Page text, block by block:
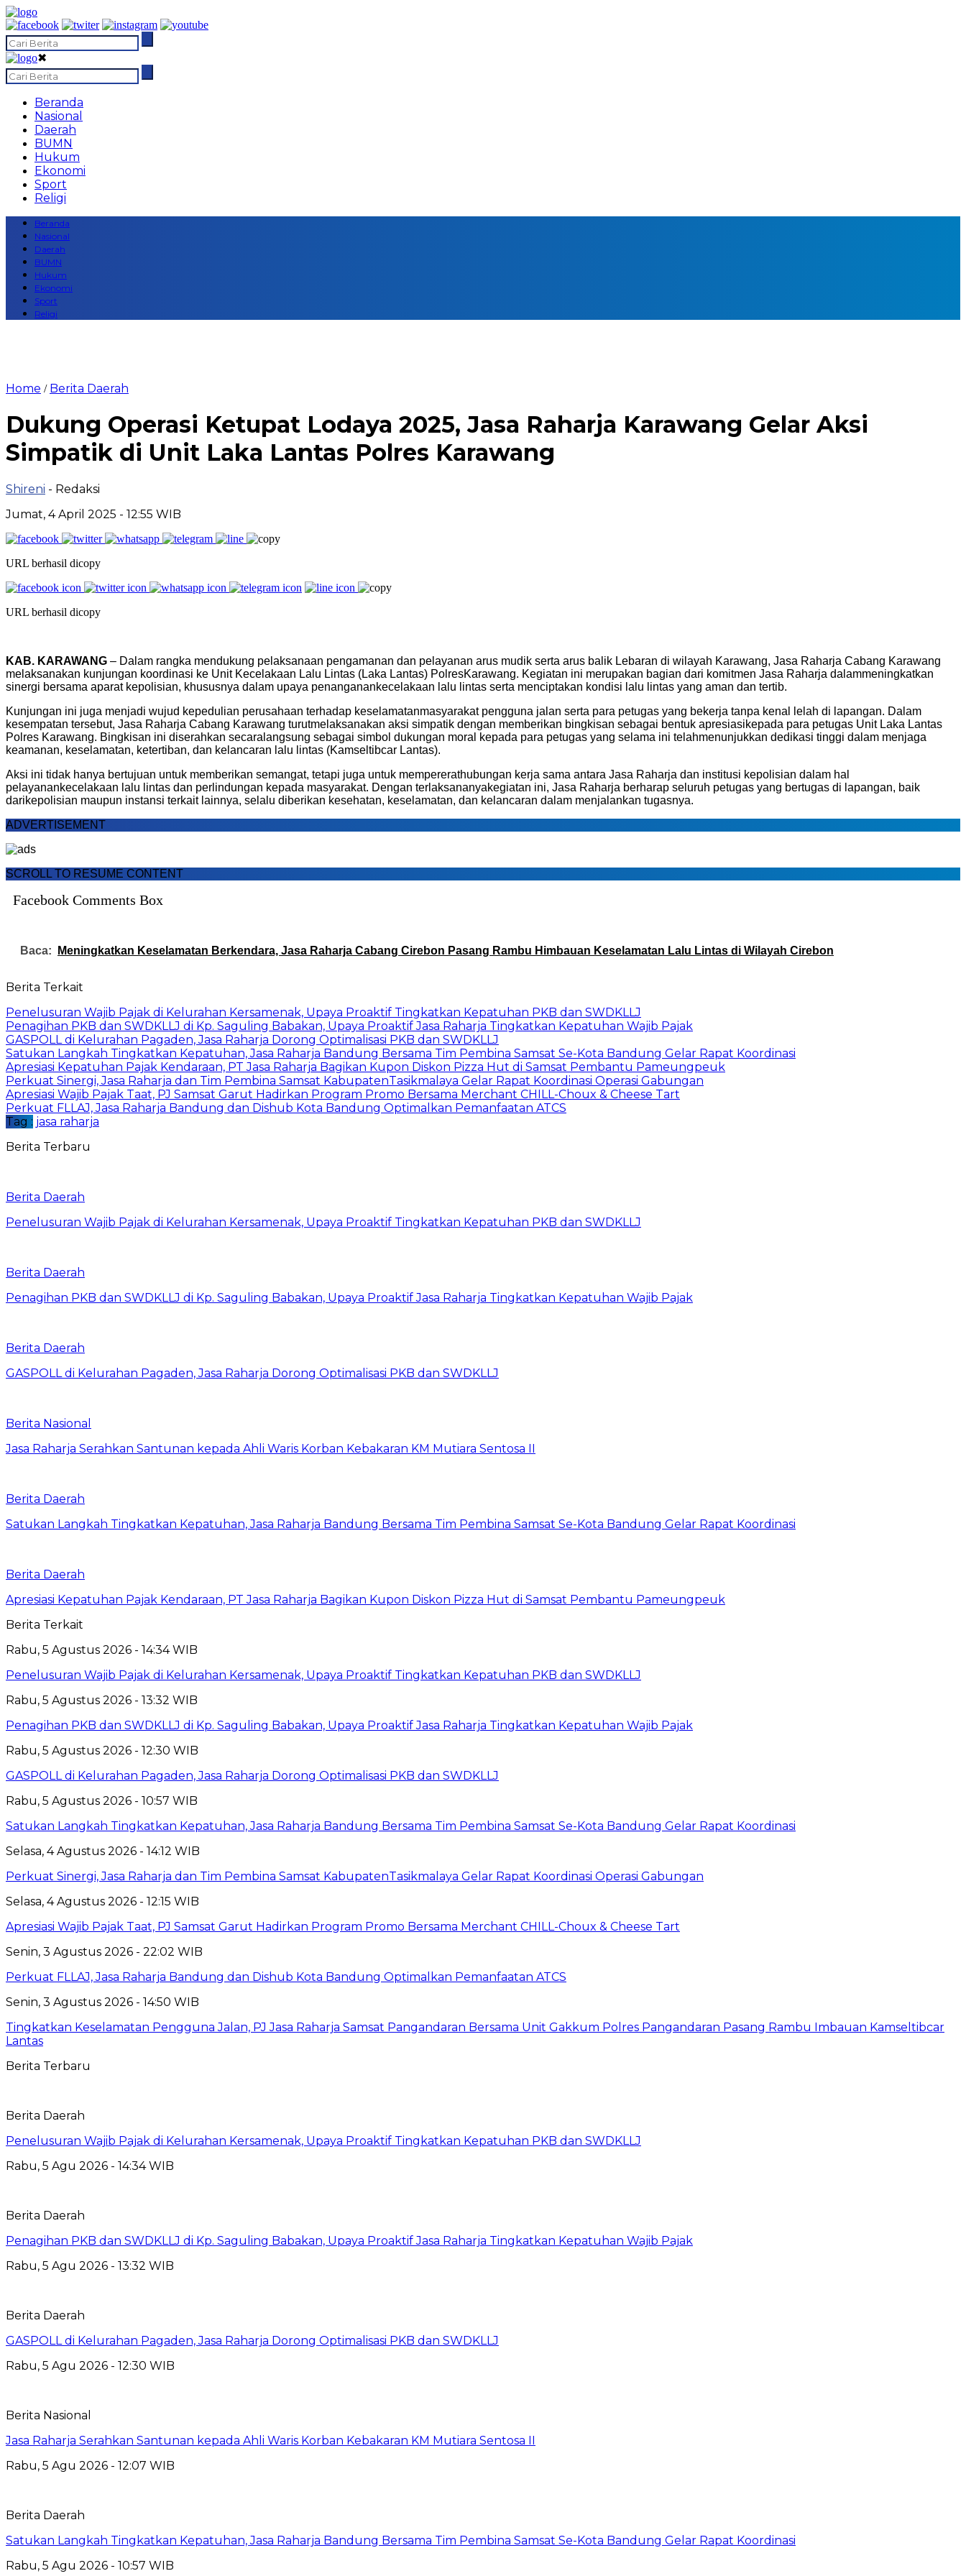
✖
Beranda
Nasional
Daerah
BUMN
Hukum
Ekonomi
Sport
Religi
Beranda
Nasional
Daerah
BUMN
Hukum
Ekonomi
Sport
Religi
Home / Berita Daerah
Dukung Operasi Ketupat Lodaya 2025, Jasa Raharja Karawang Gelar Aksi
Simpatik di Unit Laka Lantas Polres Karawang
Shireni - Redaksi
Jumat, 4 April 2025 - 12:55 WIB
URL berhasil dicopy
URL berhasil dicopy
KAB. KARAWANG – Dalam rangka mendukung pelaksanaan pengamanan dan pelayanan arus mudik serta arus balik Lebaran di wilayah Karawang, Jasa Raharja Cabang Karawang
melaksanakan kunjungan koordinasi ke Unit Kecelakaan Lalu Lintas (Laka Lantas) PolresKarawang. Kegiatan ini merupakan bagian dari komitmen Jasa Raharja dalammeningkatkan
sinergi bersama aparat kepolisian, khususnya dalam upaya penanganankecelakaan lalu lintas serta menciptakan kondisi lalu lintas yang aman dan tertib.
Kunjungan ini juga menjadi wujud kepedulian perusahaan terhadap keselamatanmasyarakat pengguna jalan serta para petugas yang bekerja tanpa kenal lelah di lapangan. Dalam
kesempatan tersebut, Jasa Raharja Cabang Karawang turutmelaksanakan aksi simpatik dengan memberikan bingkisan sebagai bentuk apresiasikepada para petugas Unit Laka Lantas
Polres Karawang. Bingkisan ini diserahkan secara langsung sebagai simbol dukungan moral kepada para petugas yang selama ini telahmenunjukkan dedikasi tinggi dalam menjaga
keamanan, keselamatan, ketertiban, dan kelancaran lalu lintas (Kamseltibcar Lantas).
Aksi ini tidak hanya bertujuan untuk memberikan semangat, tetapi juga untuk mempererathubungan kerja sama antara Jasa Raharja dan institusi kepolisian dalam hal
pelayanankecelakaan lalu lintas dan perlindungan kepada masyarakat. Dengan terlaksananyakegiatan ini, Jasa Raharja berharap seluruh petugas yang bertugas di lapangan, baik
darikepolisian maupun instansi terkait lainnya, selalu diberikan kesehatan, keselamatan, dan kelancaran dalam menjalankan tugasnya.
ADVERTISEMENT
SCROLL TO RESUME CONTENT
Facebook Comments Box
Baca: Meningkatkan Keselamatan Berkendara, Jasa Raharja Cabang Cirebon Pasang Rambu Himbauan Keselamatan Lalu Lintas di Wilayah Cirebon
Berita Terkait
Penelusuran Wajib Pajak di Kelurahan Kersamenak, Upaya Proaktif Tingkatkan Kepatuhan PKB dan SWDKLLJ
Penagihan PKB dan SWDKLLJ di Kp. Saguling Babakan, Upaya Proaktif Jasa Raharja Tingkatkan Kepatuhan Wajib Pajak
GASPOLL di Kelurahan Pagaden, Jasa Raharja Dorong Optimalisasi PKB dan SWDKLLJ
Satukan Langkah Tingkatkan Kepatuhan, Jasa Raharja Bandung Bersama Tim Pembina Samsat Se-Kota Bandung Gelar Rapat Koordinasi
Apresiasi Kepatuhan Pajak Kendaraan, PT Jasa Raharja Bagikan Kupon Diskon Pizza Hut di Samsat Pembantu Pameungpeuk
Perkuat Sinergi, Jasa Raharja dan Tim Pembina Samsat KabupatenTasikmalaya Gelar Rapat Koordinasi Operasi Gabungan
Apresiasi Wajib Pajak Taat, PJ Samsat Garut Hadirkan Program Promo Bersama Merchant CHILL-Choux & Cheese Tart
Perkuat FLLAJ, Jasa Raharja Bandung dan Dishub Kota Bandung Optimalkan Pemanfaatan ATCS
Tag : jasa raharja
Berita Terbaru
Berita Daerah
Penelusuran Wajib Pajak di Kelurahan Kersamenak, Upaya Proaktif Tingkatkan Kepatuhan PKB dan SWDKLLJ
Berita Daerah
Penagihan PKB dan SWDKLLJ di Kp. Saguling Babakan, Upaya Proaktif Jasa Raharja Tingkatkan Kepatuhan Wajib Pajak
Berita Daerah
GASPOLL di Kelurahan Pagaden, Jasa Raharja Dorong Optimalisasi PKB dan SWDKLLJ
Berita Nasional
Jasa Raharja Serahkan Santunan kepada Ahli Waris Korban Kebakaran KM Mutiara Sentosa II
Berita Daerah
Satukan Langkah Tingkatkan Kepatuhan, Jasa Raharja Bandung Bersama Tim Pembina Samsat Se-Kota Bandung Gelar Rapat Koordinasi
Berita Daerah
Apresiasi Kepatuhan Pajak Kendaraan, PT Jasa Raharja Bagikan Kupon Diskon Pizza Hut di Samsat Pembantu Pameungpeuk
Berita Terkait
Rabu, 5 Agustus 2026 - 14:34 WIB
Penelusuran Wajib Pajak di Kelurahan Kersamenak, Upaya Proaktif Tingkatkan Kepatuhan PKB dan SWDKLLJ
Rabu, 5 Agustus 2026 - 13:32 WIB
Penagihan PKB dan SWDKLLJ di Kp. Saguling Babakan, Upaya Proaktif Jasa Raharja Tingkatkan Kepatuhan Wajib Pajak
Rabu, 5 Agustus 2026 - 12:30 WIB
GASPOLL di Kelurahan Pagaden, Jasa Raharja Dorong Optimalisasi PKB dan SWDKLLJ
Rabu, 5 Agustus 2026 - 10:57 WIB
Satukan Langkah Tingkatkan Kepatuhan, Jasa Raharja Bandung Bersama Tim Pembina Samsat Se-Kota Bandung Gelar Rapat Koordinasi
Selasa, 4 Agustus 2026 - 14:12 WIB
Perkuat Sinergi, Jasa Raharja dan Tim Pembina Samsat KabupatenTasikmalaya Gelar Rapat Koordinasi Operasi Gabungan
Selasa, 4 Agustus 2026 - 12:15 WIB
Apresiasi Wajib Pajak Taat, PJ Samsat Garut Hadirkan Program Promo Bersama Merchant CHILL-Choux & Cheese Tart
Senin, 3 Agustus 2026 - 22:02 WIB
Perkuat FLLAJ, Jasa Raharja Bandung dan Dishub Kota Bandung Optimalkan Pemanfaatan ATCS
Senin, 3 Agustus 2026 - 14:50 WIB
Tingkatkan Keselamatan Pengguna Jalan, PJ Jasa Raharja Samsat Pangandaran Bersama Unit Gakkum Polres Pangandaran Pasang Rambu Imbauan Kamseltibcar
Lantas
Berita Terbaru
Berita Daerah
Penelusuran Wajib Pajak di Kelurahan Kersamenak, Upaya Proaktif Tingkatkan Kepatuhan PKB dan SWDKLLJ
Rabu, 5 Agu 2026 - 14:34 WIB
Berita Daerah
Penagihan PKB dan SWDKLLJ di Kp. Saguling Babakan, Upaya Proaktif Jasa Raharja Tingkatkan Kepatuhan Wajib Pajak
Rabu, 5 Agu 2026 - 13:32 WIB
Berita Daerah
GASPOLL di Kelurahan Pagaden, Jasa Raharja Dorong Optimalisasi PKB dan SWDKLLJ
Rabu, 5 Agu 2026 - 12:30 WIB
Berita Nasional
Jasa Raharja Serahkan Santunan kepada Ahli Waris Korban Kebakaran KM Mutiara Sentosa II
Rabu, 5 Agu 2026 - 12:07 WIB
Berita Daerah
Satukan Langkah Tingkatkan Kepatuhan, Jasa Raharja Bandung Bersama Tim Pembina Samsat Se-Kota Bandung Gelar Rapat Koordinasi
Rabu, 5 Agu 2026 - 10:57 WIB